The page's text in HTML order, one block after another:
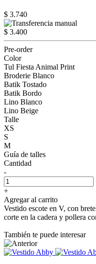
$ 3.740
$ 3.400
Pre-order
Color
Tul Fiesta Animal Print
Broderie Blanco
Batik Tostado
Batik Bordo
Lino Blanco
Lino Beige
Talle
XS
S
M
Guía de talles
Cantidad
-
+
Agregar al carrito
Vestido escote en V, con
corte en la cadera y pollera
También te puede interesar